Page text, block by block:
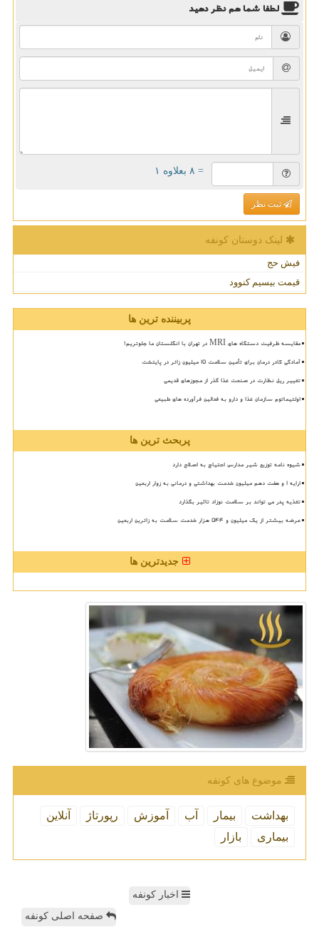
لطفا شما همنظر دهید
= ۸ بعلاوه ۱
ثبت نظر
لینک دوستان كونفه
فیش حج
قیمت بیسیم کنوود
پربیننده ترین ها
مقایسه ظرفیت دستگاه های MRI در تهران با انگلستان ما جلوتریم!
آمادگی کادر درمان برای تأمین سلامت 15 میلیون زائر در پایتخت
تغییر ریل نظارت در صنعت غذا گذر از مجوزهای قدیمی
اولتیماتوم سازمان غذا و دارو به فعالین فرآورده های طبیعی
پربحث ترین ها
شیوه نامه توزیع شیر مدارس احتیاج به اصلاح دارد
ارایه ۱ و هفت دهم میلیون خدمت بهداشتی و درمانی به زوار اربعین
تغذیه پدر می تواند بر سلامت نوزاد تاثیر بگذارد
عرضه بیشتر از یک میلیون و ۵۴۴ هزار خدمت سلامت به زائرین اربعین
جدیدترین ها
موضوع های كونفه
بهداشت بیمار آب آموزش رپورتاژ
آنلاین
بیماری
بازار
اخبار کونفه
صفحه اصلی کونفه